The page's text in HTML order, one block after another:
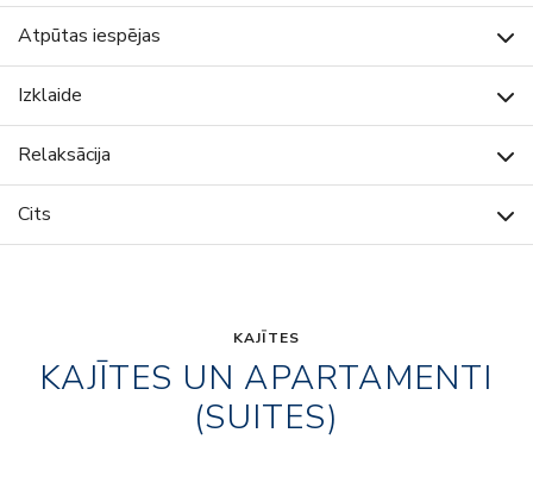
Atpūtas iespējas
Izklaide
Relaksācija
Cits
KAJĪTES
KAJĪTES UN APARTAMENTI
(SUITES)